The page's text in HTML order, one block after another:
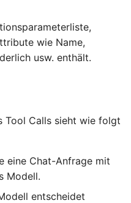
wie Name,
usw. enthält.
Tool Calls sieht wie folgt
eine Chat-Anfrage mit
Modell.
entscheidet